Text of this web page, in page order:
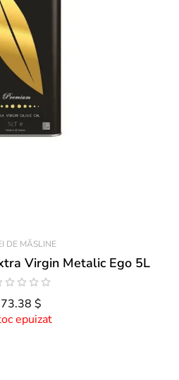
DE MĂSLINE
Virgin Metalic Ego 5L
73.38 $
epuizat